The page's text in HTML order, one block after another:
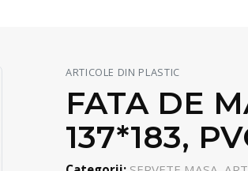
ARTICOLE DIN PLASTIC
FATA DE
137*183,